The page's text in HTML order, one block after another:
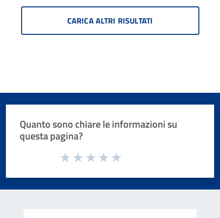
CARICA ALTRI RISULTATI
Quanto sono chiare le informazioni su
questa pagina?
Valuta da 1 a 5 stelle la pagina